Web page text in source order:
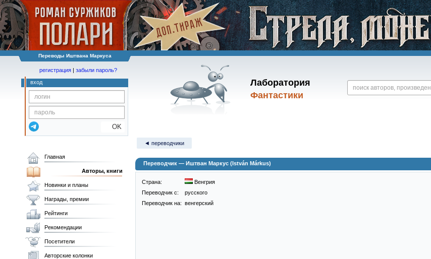
Переводы Иштвана Маркуса
Лаборатория
Фантастики
регистрация | забыли пароль?
вход
OK
◄ переводчики
Переводчик — Иштван Маркус (István Márkus)
Страна:
Венгрия
Переводчик c:
русского
Переводчик на: венгерский
Главная
Авторы, книги
Новинки и планы
Награды, премии
Рейтинги
Рекомендации
Посетители
Авторские колонки